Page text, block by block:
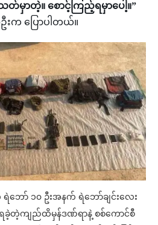
တဲ့။ စောင့်ကြည့်ရမှာပေါ့။”
က ပြောပါတယ်။
ရဲဘော် ၁၀ ဦးအနက် ရဲဘော်ချင်းလေး
ခဲ့တဲ့ကျည်ထိမှန်ဒဏ်ရာနဲ့ စစ်ကောင်စီ